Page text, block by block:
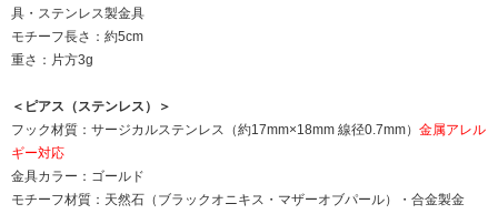
具・ステンレス製金具
モチーフ長さ：約5cm
重さ：片方3g
＜ピアス（ステンレス）＞
フック材質：サージカルステンレス（約17mm×18mm 線径0.7mm） 金属アレル
ギー対応
金具カラー：ゴールド
モチーフ材質：天然石（ブラックオニキス・マザーオブパール）・合金製金